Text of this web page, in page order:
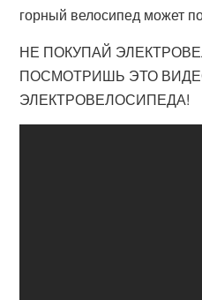
горный велосипед может
НЕ ПОКУПАЙ
ПОСМОТРИШЬ ЭТО
ЭЛЕКТРОВЕЛОСИПЕДА!